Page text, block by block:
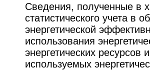
Сведения, полученные в
статистического учета в
энергетической
использования
энергетических
используемых